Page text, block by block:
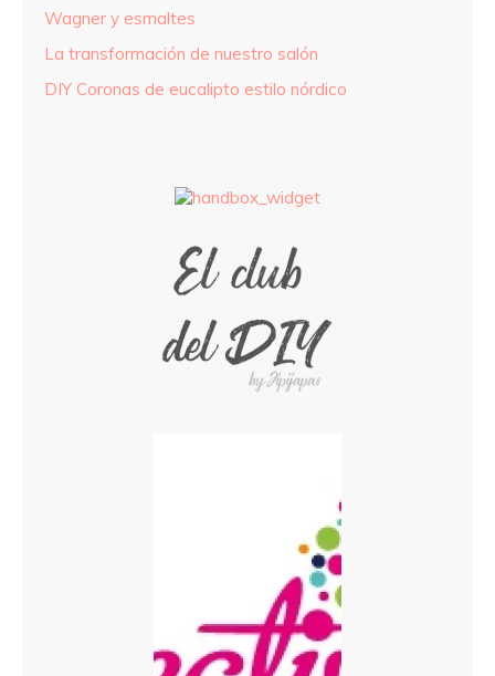
Wagner y esmaltes
La transformación de nuestro salón
DIY Coronas de eucalipto estilo nórdico